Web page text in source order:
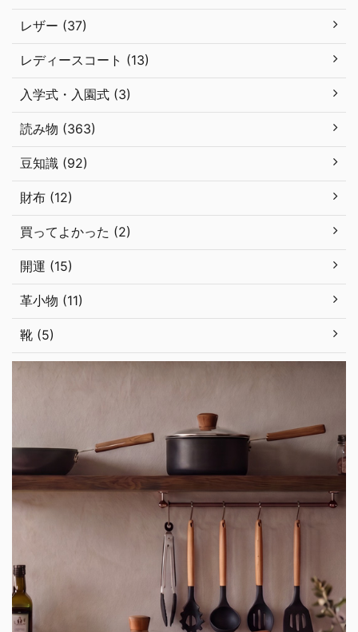
レザー (37)
レディースコート (13)
入学式・入園式 (3)
読み物 (363)
豆知識 (92)
財布 (12)
買ってよかった (2)
開運 (15)
革小物 (11)
靴 (5)